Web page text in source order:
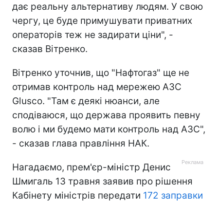
дає реальну альтернативу людям. У свою
чергу, це буде примушувати приватних
операторів теж не задирати ціни", -
сказав Вітренко.
Вітренко уточнив, що "Нафтогаз" ще не
отримав контроль над мережею АЗС
Glusco. "Там є деякі нюанси, але
сподіваюся, що держава проявить певну
волю і ми будемо мати контроль над АЗС",
- сказав глава правління НАК.
Нагадаємо, прем'єр-міністр Денис
Шмигаль 13 травня заявив про рішення
Кабінету міністрів передати 172 заправки